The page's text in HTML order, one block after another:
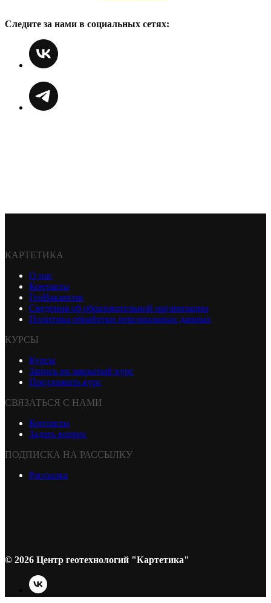
Следите за нами в социальных сетях:
КАРТЕТИКА
О нас
Контакты
ГеоВакансии
Сведения об образовательной организации
Политика обработки персональных данных
КУРСЫ
Курсы
Запись на закрытый курс
Предложить курс
СВЯЗАТЬСЯ С НАМИ
Контакты
Задать вопрос
ПОДПИСКА НА РАССЫЛКУ
Рассылка
© 2026 Центр геотехнологий "Картетика"